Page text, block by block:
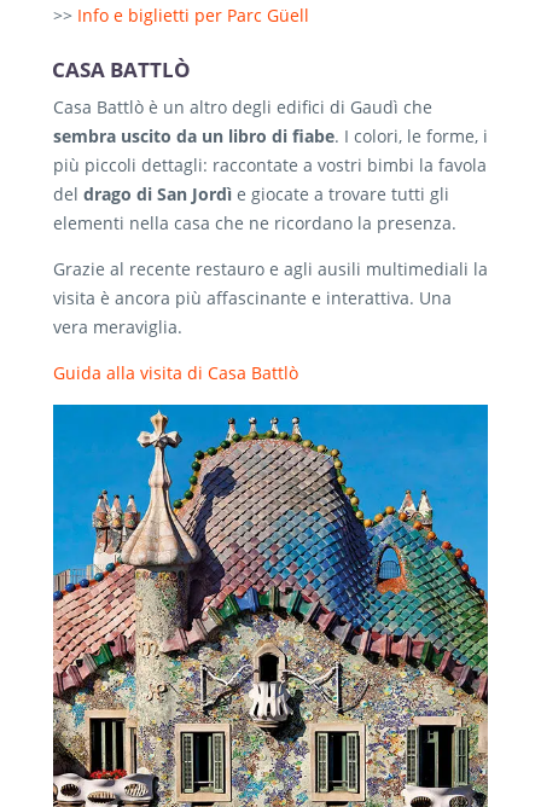
>> Info e biglietti per Parc Güell
CASA BATTLÒ
Casa Battlò è un altro degli edifici di Gaudì che
sembra uscito da un libro di fiabe. I colori, le forme, i
più piccoli dettagli: raccontate a vostri bimbi la favola
del drago di San Jordì e giocate a trovare tutti gli
elementi nella casa che ne ricordano la presenza.
Grazie al recente restauro e agli ausili multimediali la
visita è ancora più affascinante e interattiva. Una
vera meraviglia.
Guida alla visita di Casa Battlò